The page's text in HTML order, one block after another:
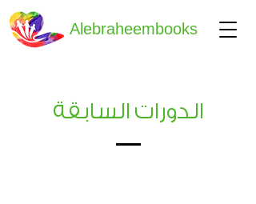
Alebraheembooks
الدورات السابقة